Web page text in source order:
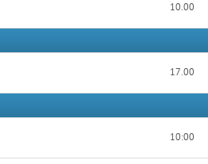
10.00
17.00
10:00